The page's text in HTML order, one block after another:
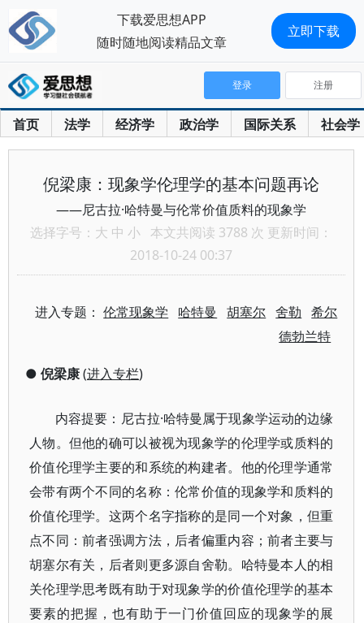
首页 法学 经济学 政治学 国际关系 社会学
登录 注册
倪梁康：现象学伦理学的基本问题再论
——尼古拉·哈特曼与伦常价值质料的现象学
选择字号： 大 中 小 本文共阅读 3788 次 更新时间：
2018-10-24 00:37
进入专题：伦常现象学 哈特曼 胡塞尔 舍勒
希尔
德勃兰特
● 倪梁康(进入专栏)
内容提要：尼古拉·哈特曼属于现象学运动的边缘
人物。但他的确可以被视为现象学的伦理学或质料的
价值伦理学主要的和系统的构建者。他的伦理学通常
会带有两个不同的名称：伦常价值的现象学和质料的
价值伦理学。这两个名字指称的是同一个对象，但重
点不同：前者强调方法，后者偏重内容；前者主要与
胡塞尔有关，后者则更多源自舍勒。哈特曼本人的相
关伦理学思考既有助于对现象学的价值伦理学的基本
要素的把握，也有助于一门价值回应的现象学的展
下载爱思想APP
随时随地阅读精品文章
立即下载